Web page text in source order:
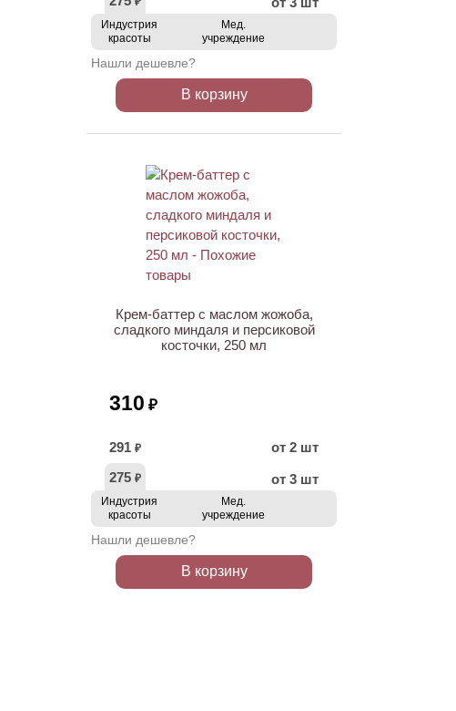
Индустрия
красоты
Мед.
учреждение
Нашли дешевле?
В корзину
Крем-баттер с маслом жожоба,
сладкого миндаля и персиковой
косточки, 250 мл
310 ₽
291 ₽
от 2 шт
275 ₽ от 3 шт
Индустрия
красоты
Мед.
учреждение
Нашли дешевле?
В корзину